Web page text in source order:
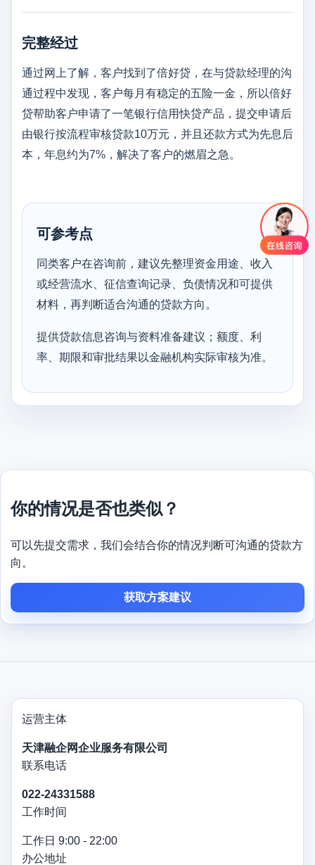
完整经过
通过网上了解，客户找到了倍好贷，在与贷款经理的沟
通过程中发现，客户每月有稳定的五险一金，所以倍好
贷帮助客户申请了一笔银行信用快贷产品，提交申请后
由银行按流程审核贷款10万元，并且还款方式为先息后
本，年息约为7%，解决了客户的燃眉之急。
可参考点
同类客户在咨询前，建议先整理资金用途、收入
或经营流水、征信查询记录、负债情况和可提供
材料，再判断适合沟通的贷款方向。
提供贷款信息咨询与资料准备建议；额度、利
率、期限和审批结果以金融机构实际审核为准。
你的情况是否也类似？
可以先提交需求，我们会结合你的情况判断可沟通的贷款方
向。
获取方案建议
运营主体
天津融企网企业服务有限公司
联系电话
022-24331588
工作时间
工作日 9:00 - 22:00
办公地址